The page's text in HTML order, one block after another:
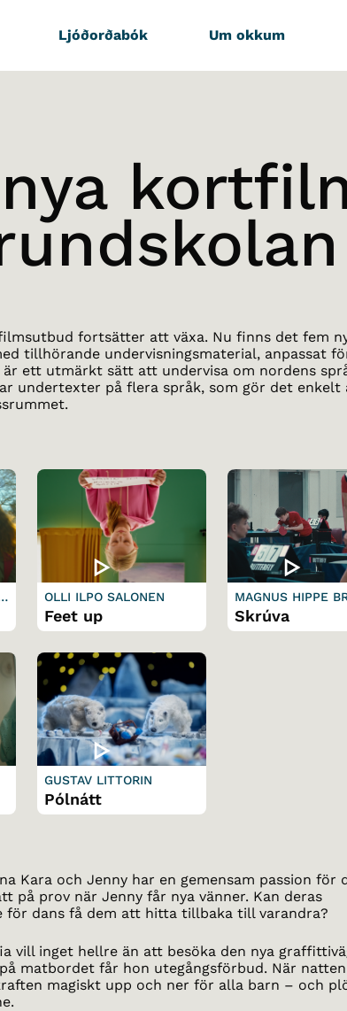
Ljóðorðabók Um okkum
fortsätter att växa. Nu finns det fem
tillhörande undervisningsmaterial, anpassat
ett utmärkt sätt att undervisa om nordens
undertexter på flera språk, som gör det enkelt
OLLI ILPO SALONEN
Feet up
MAGNUS HIPPE
Skrúva
GUSTAV LITTORIN
Pólnátt
Kara och Jenny har en gemensam passion för
på prov när Jenny får nya vänner. Kan deras
för dans få dem att hitta tillbaka till varandra?
vill inget hellre än att besöka den nya
matbordet får hon utegångsförbud. När natten
magiskt upp och ner för alla barn – och